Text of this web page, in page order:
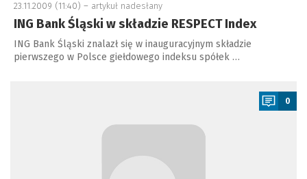
23.11.2009 (11:40) – artykuł nadesłany
ING Bank Śląski w składzie RESPECT Index
ING Bank Śląski znalazł się w inauguracyjnym składzie
pierwszego w Polsce giełdowego indeksu spółek …
0